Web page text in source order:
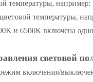
температуры,
температуры,
и 6500K включена
световой
режим включения/